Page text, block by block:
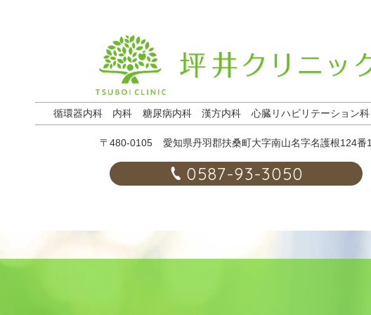
循環器内科 内科 糖尿病内科 漢方内科 心臓リハビリテーション科
〒480-0105 愛知県丹羽郡扶桑町大字南山名字名護根124番1
0587-93-3050